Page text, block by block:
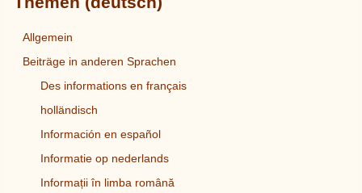
Allgemein
Beiträge in anderen Sprachen
Des informations en français
holländisch
Información en español
Informatie op nederlands
Informații în limba română